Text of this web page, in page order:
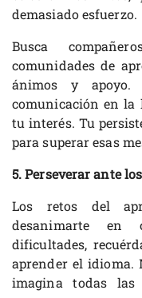
demasiado esfuerzo.
Busca
comunidades de
ánimos y apoyo.
comunicación en la
tu interés. Tu
para superar esas
5. Perseverar ante
Los retos del
desanimarte en
dificultades,
aprender el idioma.
imagina todas las